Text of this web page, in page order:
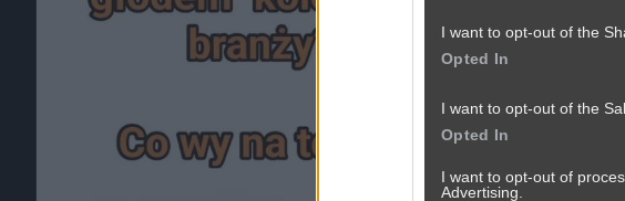
I want to opt-out of the
Opted In
I want to opt-out of the
Opted In
I want to opt-out of
Advertising.
Mężczyźni